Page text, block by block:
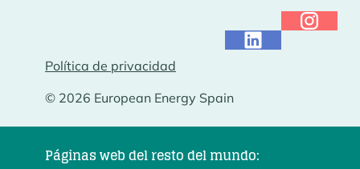
© 2026 European Energy Spain
Política de privacidad
Páginas web del resto del mundo: